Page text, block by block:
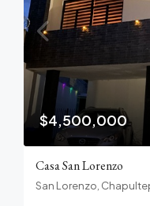
$4,500,000
Casa San Lorenzo